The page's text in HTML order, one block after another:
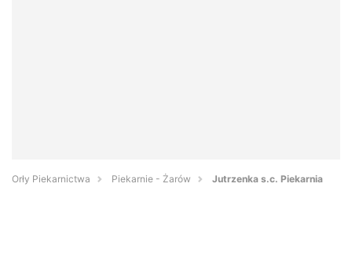
Orły Piekarnictwa Piekarnie - Żarów Jutrzenka s.c. Piekarnia